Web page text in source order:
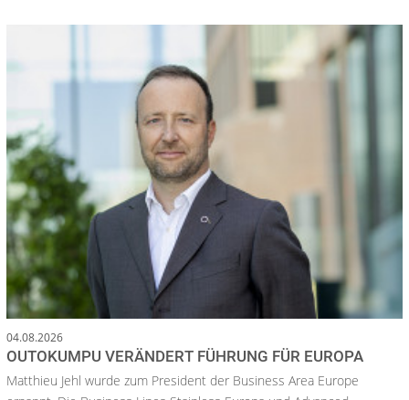
04.08.2026
OUTOKUMPU VERÄNDERT FÜHRUNG FÜR EUROPA
Matthieu Jehl wurde zum President der Business Area Europe